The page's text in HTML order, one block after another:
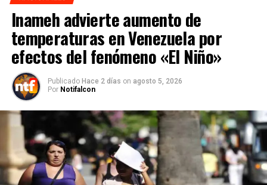
Inameh advierte aumento de
temperaturas en Venezuela por
efectos del fenómeno «El Niño»
Publicado Hace 2 días on agosto 5, 2026
Por Notifalcon